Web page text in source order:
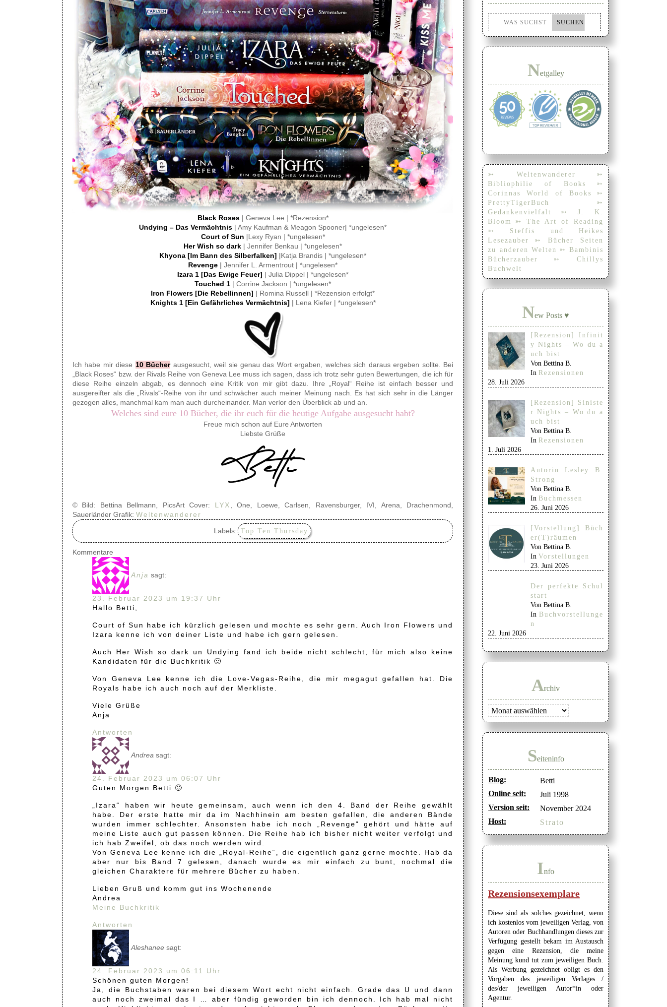
Black Roses | Geneva Lee | *Rezension*
Undying – Das Vermächtnis | Amy Kaufman & Meagon Spooner| *ungelesen*
Court of Sun |Lexy Ryan | *ungelesen*
Her Wish so dark | Jennifer Benkau | *ungelesen*
Khyona [Im Bann des Silberfalken] |Katja Brandis | *ungelesen*
Revenge | Jennifer L. Armentrout | *ungelesen*
Izara 1 [Das Ewige Feuer] | Julia Dippel | *ungelesen*
Touched 1 | Corrine Jackson | *ungelesen*
Iron Flowers [Die Rebellinnen] | Romina Russell | *Rezension erfolgt*
Knights 1 [Ein Gefährliches Vermächtnis] | Lena Kiefer | *ungelesen*
Ich habe mir diese 10 Bücherausgesucht, weil sie genau das Wort ergaben, welches sich daraus ergeben sollte. Bei
„Black Roses“ bzw. der Rivals Reihe von Geneva Lee muss ich sagen, dass ich trotz sehr guten Bewertungen, die ich für
diese Reihe einzeln abgab, es dennoch eine Kritik von mir gibt dazu. Ihre „Royal“ Reihe ist einfach besser und
ausgereifter als die „Rivals“-Reihe von ihr und schwächer auch meiner Meinung nach. Es hat sich sehr in die Länger
gezogen alles, manchmal kam man auch durcheinander. Man verlor den Überblick ab und an.
Welches sind eure 10 Bücher, die ihr euch für die heutige Aufgabe ausgesucht habt?
Freue mich schon auf Eure Antworten
Liebste Grüße
© Bild: Bettina Bellmann, PicsArt Cover: LYX
, One, Loewe, Carlsen, Ravensburger, IVI, Arena, Drachenmond,
Sauerländer Grafik: Weltenwanderer
Labels: Top Ten Thursday
Kommentare
Anja sagt:
23. Februar 2023 um 19:37 Uhr
Hallo Betti,
Court of Sun habe ich kürzlich gelesen und mochte es sehr gern. Auch Iron Flowers und
Izara kenne ich von deiner Liste und habe ich gern gelesen.
Auch Her Wish so dark un Undying fand ich beide nicht schlecht, für mich also keine
Kandidaten für die Buchkritik 🙂
Von Geneva Lee kenne ich die Love-Vegas-Reihe, die mir megagut gefallen hat. Die
Royals habe ich auch noch auf der Merkliste.
Viele Grüße
Anja
Antworten
Andrea sagt:
24. Februar 2023 um 06:07 Uhr
Guten Morgen Betti 🙂
„Izara“ haben wir heute gemeinsam, auch wenn ich den 4. Band der Reihe gewählt
habe. Der erste hatte mir da im Nachhinein am besten gefallen, die anderen Bände
wurden immer schlechter. Ansonsten habe ich noch „Revenge“ gehört und hätte auf
meine Liste auch gut passen können. Die Reihe hab ich bisher nicht weiter verfolgt und
ich hab Zweifel, ob das noch werden wird.
Von Geneva Lee kenne ich die „Royal-Reihe“, die eigentlich ganz gerne mochte. Hab da
aber nur bis Band 7 gelesen, danach wurde es mir einfach zu bunt, nochmal die
gleichen Charaktere für mehrere Bücher zu haben.
Lieben Gruß und komm gut ins Wochenende
Andrea
Meine Buchkritik
Antworten
Aleshanee sagt:
24. Februar 2023 um 06:11 Uhr
Schönen guten Morgen!
Ja, die Buchstaben waren bei diesem Wort echt nicht einfach. Grade das U und dann
auch noch zweimal das I … aber fündig geworden bin ich dennoch. Ich hab mal nicht
Netgalley
➳ Weltenwanderer
➳
Bibliophilie of Books
➳
Corinnas World of Books
➳
PrettyTigerBuch
➳
Gedankenvielfalt
➳ J. K.
Bloom
➳ The Art of Reading
➳ Steffis und Heikes
Lesezauber
➳ Bücher Seiten
zu anderen Welten ➳ Bambinis
Bücherzauber
➳ Chillys
Buchwelt
New Posts ♥
[Rezension] Infinit
y Nights – Wo du a
uch bist
Von Bettina B.
In Rezensionen
28. Juli 2026
[Rezension] Siniste
r Nights – Wo du a
uch bist
Von Bettina B.
In Rezensionen
1. Juli 2026
Autorin Lesley B.
Strong
Von Bettina B.
In Buchmessen
26. Juni 2026
[Vorstellung] Büch
er(T)räumen
Von Bettina B.
In Vorstellungen
23. Juni 2026
Der perfekte Schul
start
Von Bettina B.
In Buchvorstellunge
n
22. Juni 2026
Archiv
Archiv
Seiteninfo
Blog:
Betti
Online seit:
Juli 1998
Version seit:
November 2024
Host:
Strato
Info
Rezensionsexemplare
Diese sind als solches gezeichnet, wenn
ich kostenlos vom jeweiligen Verlag, von
Autoren oder Buchhandlungen dieses zur
Verfügung gestellt bekam im Austausch
gegen eine Rezension, die meine
Meinung kund tut zum jeweiligen Buch.
Als Werbung gezeichnet obligt es den
Vorgaben des jeweiligen Verlages /
des/der jeweiligen Autor*in oder
Agentur.